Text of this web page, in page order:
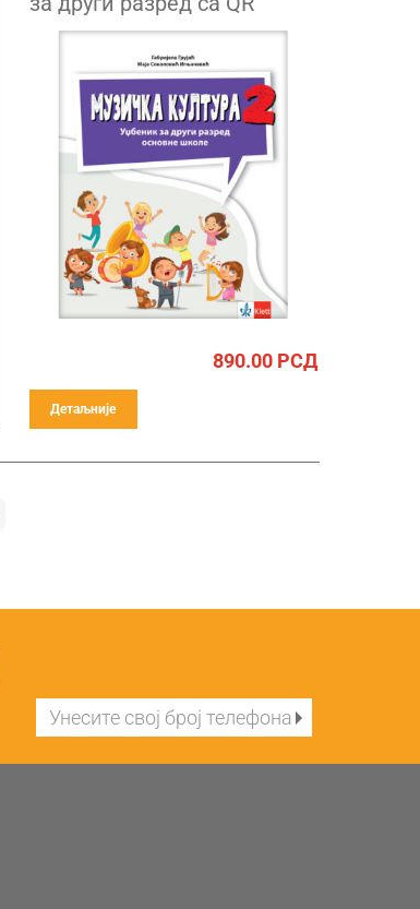
кодом
890.00РСД
Детаљније